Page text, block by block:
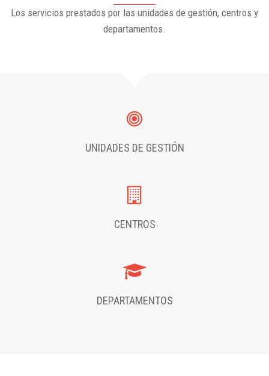
Los servicios prestados por las unidades de gestión, centros y
departamentos.
UNIDADES DE GESTIÓN
CENTROS
DEPARTAMENTOS